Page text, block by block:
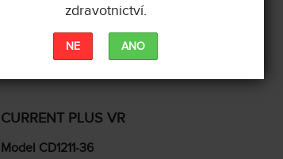
sjm-icd-kody-vzp
CURRENT PLUS VR
Model CD1211-36
zdravotnictví.
NE ANO